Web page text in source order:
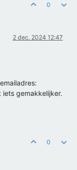
0
2 dec. 2024 12:47
iets gemakkelijker.
0